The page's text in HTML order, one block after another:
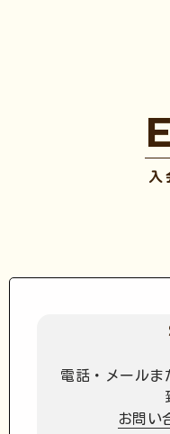
入
電話・メールま
お問い